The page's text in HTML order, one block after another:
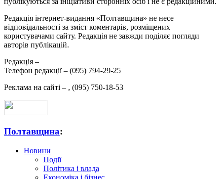
Редакція інтернет-видання «Полтавщина» не несе
відповідальності за зміст коментарів, розміщених
користувачами сайту. Редакція не завжди поділяє погляди
авторів публікацій.
Редакція –
Телефон редакції – (095) 794-29-25
Реклама на сайті – , (095) 750-18-53
Полтавщина:
Новини
Події
Політика і влада